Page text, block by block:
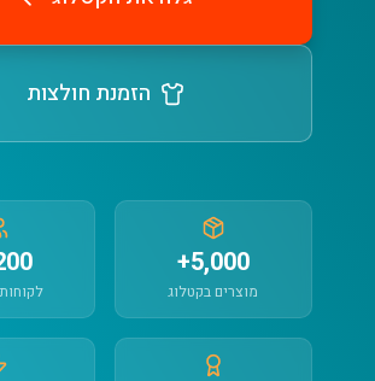
הזמנת חולצות
5,000+
מוצרים בקטלוג